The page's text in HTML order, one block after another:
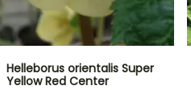
Helleborus orientalis Super
Yellow Red Center